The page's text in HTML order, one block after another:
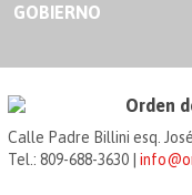
GOBIERNO
Orden
Calle Padre Billini esq.
Tel.: 809-688-3630 |